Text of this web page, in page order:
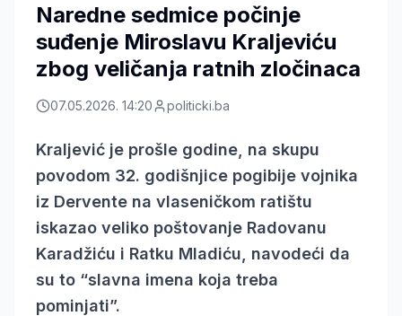
Naredne sedmice počinje
suđenje Miroslavu Kraljeviću
zbog veličanja ratnih zločinaca
07.05.2026. 14:20 politicki.ba
Kraljević je prošle godine, na skupu
povodom 32. godišnjice pogibije vojnika
iz Dervente na vlaseničkom ratištu
iskazao veliko poštovanje Radovanu
Karadžiću i Ratku Mladiću, navodeći da
su to “slavna imena koja treba
pominjati”.